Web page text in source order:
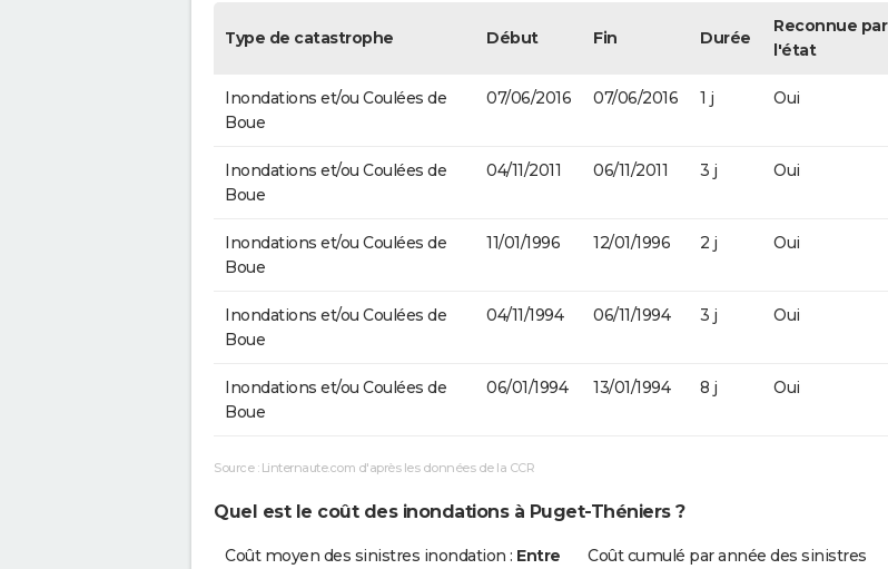
Type de catastrophe Début Fin Durée
Reconnue par
l'état
Inondations et/ou Coulées de
Boue
07/06/2016 07/06/2016 1 j Oui
Inondations et/ou Coulées de
Boue
04/11/2011 06/11/2011 3 j Oui
Inondations et/ou Coulées de
Boue
11/01/1996 12/01/1996 2 j Oui
Inondations et/ou Coulées de
Boue
04/11/1994 06/11/1994 3 j Oui
Inondations et/ou Coulées de
Boue
06/01/1994 13/01/1994 8 j Oui
Source : Linternaute.com d'après les données de la CCR
Quel est le coût des inondations à Puget-Théniers ?
Coût moyen des sinistres inondation : Entre
Coût cumulé par année des sinistres